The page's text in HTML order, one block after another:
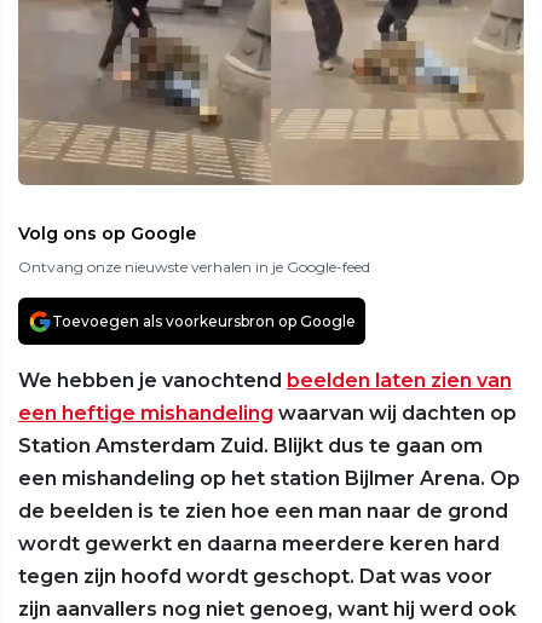
Volg ons op Google
Ontvang onze nieuwste verhalen in je Google-feed
Toevoegen als voorkeursbron op Google
We hebben je vanochtend beelden laten zien van
een heftige mishandeling waarvan wij dachten op
Station Amsterdam Zuid. Blijkt dus te gaan om
een mishandeling op het station Bijlmer Arena. Op
de beelden is te zien hoe een man naar de grond
wordt gewerkt en daarna meerdere keren hard
tegen zijn hoofd wordt geschopt. Dat was voor
zijn aanvallers nog niet genoeg, want hij werd ook